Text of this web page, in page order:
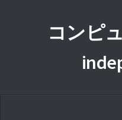
コンピ